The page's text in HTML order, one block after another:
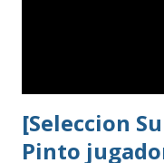
[Seleccion
Pinto